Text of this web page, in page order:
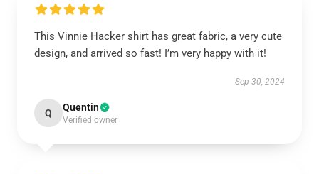
This Vinnie Hacker shirt has great fabric, a very cute
design, and arrived so fast! I’m very happy with it!
Sep 30, 2024
Q Quentin
Verified owner